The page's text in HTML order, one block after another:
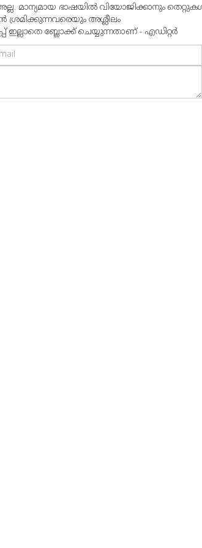
മാന്യമായ ഭാഷയില്‍ വിയോജിക്കാനും
ശ്രമിക്കുന്നവരെയും അശ്ലീലം
ഇല്ലാതെ ബ്ലോക്ക് ചെയ്യുന്നതാണ് - എഡിറ്റര്‍